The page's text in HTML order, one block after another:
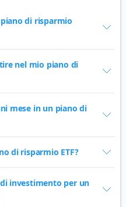
di risparmio
nel mio piano di
mese in un piano di
di risparmio ETF?
investimento per un